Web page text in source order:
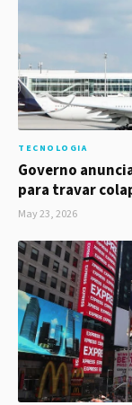
TECNOLOGIA
Governo
para travar
May 23, 2026